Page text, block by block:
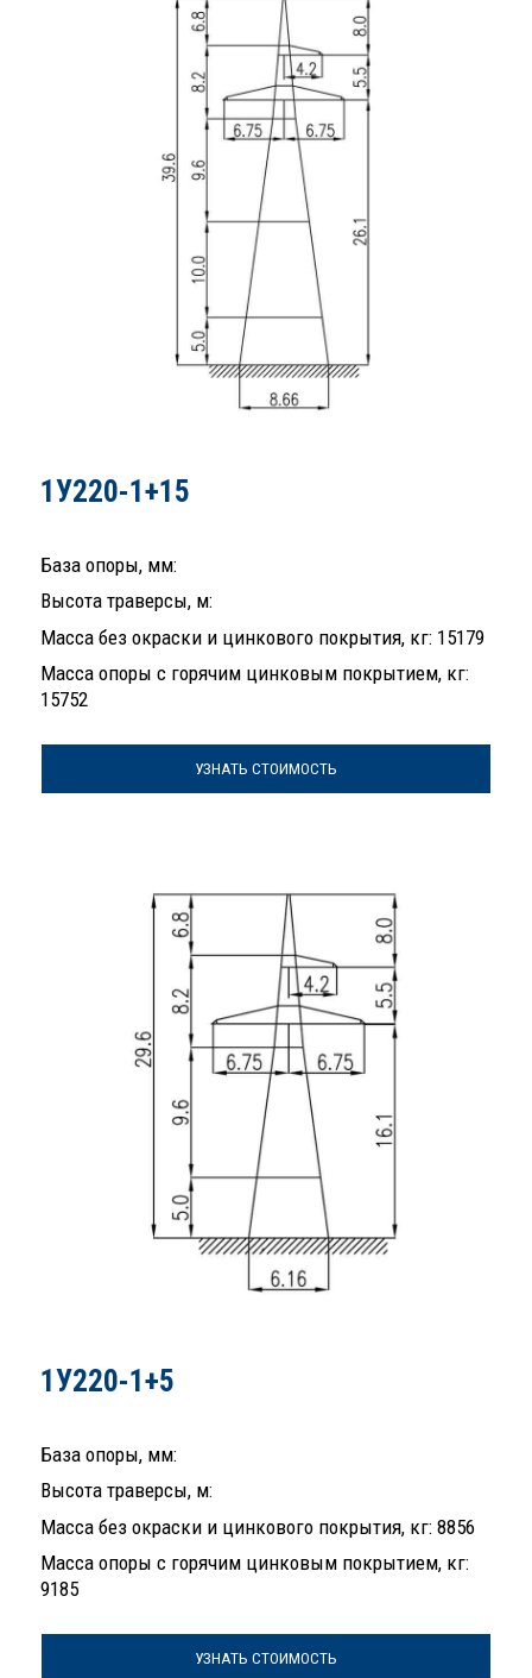
1У220-1+15
База опоры, мм:
Высота траверсы, м:
Масса без окраски и цинкового покрытия, кг: 15179
Масса опоры с горячим цинковым покрытием, кг:
15752
УЗНАТЬ СТОИМОСТЬ
1У220-1+5
База опоры, мм:
Высота траверсы, м:
Масса без окраски и цинкового покрытия, кг: 8856
Масса опоры с горячим цинковым покрытием, кг:
9185
УЗНАТЬ СТОИМОСТЬ